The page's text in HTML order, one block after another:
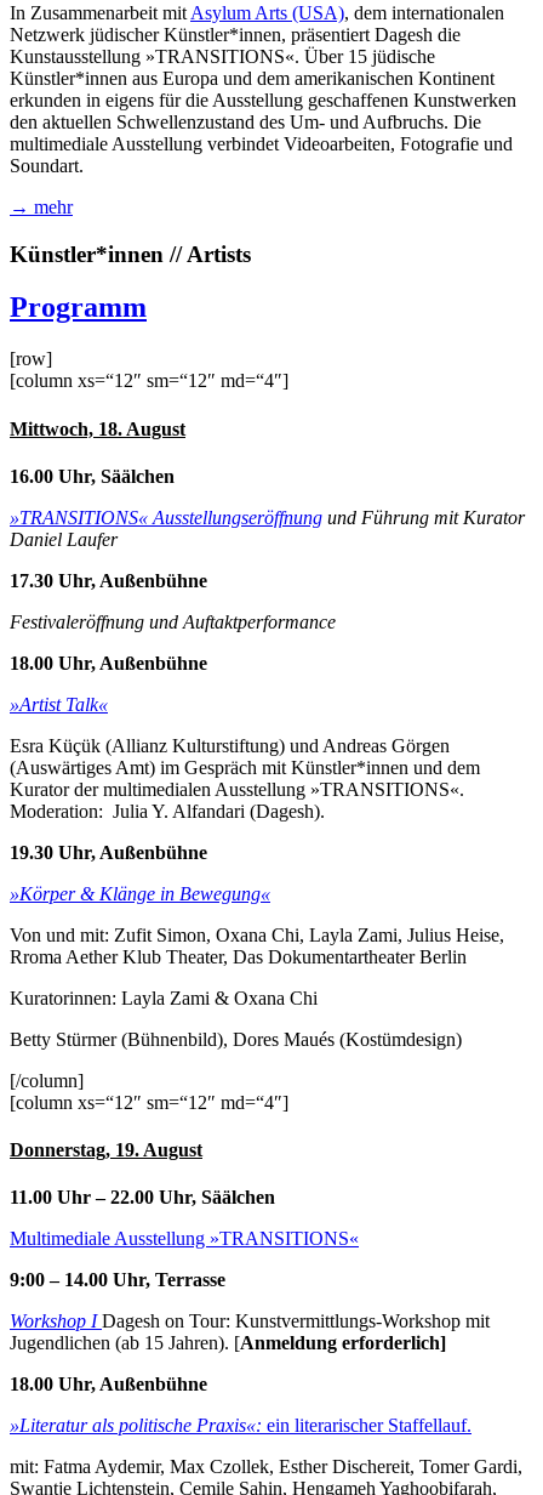
In Zusammenarbeit mit Asylum Arts (USA), dem internationalen
Netzwerk jüdischer Künstler*innen, präsentiert Dagesh die
Kunstausstellung »TRANSITIONS«. Über 15 jüdische
Künstler*innen aus Europa und dem amerikanischen Kontinent
erkunden in eigens für die Ausstellung geschaffenen Kunstwerken
den aktuellen Schwellenzustand des Um- und Aufbruchs. Die
multimediale Ausstellung verbindet Videoarbeiten, Fotografie und
Soundart.
→ mehr
Künstler*innen // Artists
Programm
[row]
[column xs=“12″ sm=“12″ md=“4″]
Mittwoch, 18. August
16.00 Uhr, Säälchen
»TRANSITIONS« Ausstellungseröffnung und Führung mit Kurator
Daniel Laufer
17.30 Uhr, Außenbühne
Festivaleröffnung und Auftaktperformance
18.00 Uhr, Außenbühne
»Artist Talk«
Esra Küçük (Allianz Kulturstiftung) und Andreas Görgen
(Auswärtiges Amt) im Gespräch mit Künstler*innen und dem
Kurator der multimedialen Ausstellung »TRANSITIONS«.
Moderation: Julia Y. Alfandari (Dagesh).
19.30 Uhr, Außenbühne
»Körper & Klänge in Bewegung«
Von und mit: Zufit Simon, Oxana Chi, Layla Zami, Julius Heise,
Rroma Aether Klub Theater, Das Dokumentartheater Berlin
Kuratorinnen: Layla Zami & Oxana Chi
Betty Stürmer (Bühnenbild), Dores Maués (Kostümdesign)
[/column]
[column xs=“12″ sm=“12″ md=“4″]
Donnerstag, 19. August
11.00 Uhr – 22.00 Uhr, Säälchen
Multimediale Ausstellung »TRANSITIONS«
9:00 – 14.00 Uhr, Terrasse
Workshop IDagesh on Tour: Kunstvermittlungs-Workshop mit
Jugendlichen (ab 15 Jahren). [Anmeldung erforderlich]
18.00 Uhr, Außenbühne
»Literatur als politische Praxis«: ein literarischer Staffellauf.
mit: Fatma Aydemir, Max Czollek, Esther Dischereit, Tomer Gardi,
Swantje Lichtenstein, Cemile Sahin, Hengameh Yaghoobifarah,